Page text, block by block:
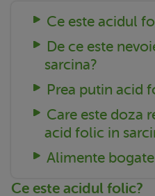
Ce este acidul
De ce este
sarcina?
Prea putin acid
Care este doza
acid folic in
Alimente
Ce este acidul folic?